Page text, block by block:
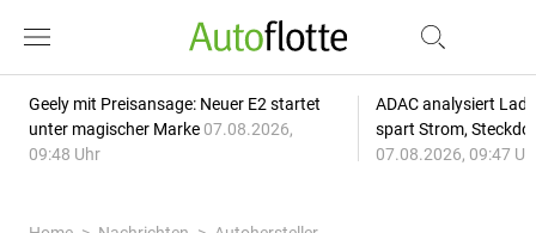
Geely mit Preisansage: Neuer E2 startet
unter magischer Marke 07.08.2026,
09:48 Uhr
ADAC analysiert
spart Strom,
07.08.2026, 09:47